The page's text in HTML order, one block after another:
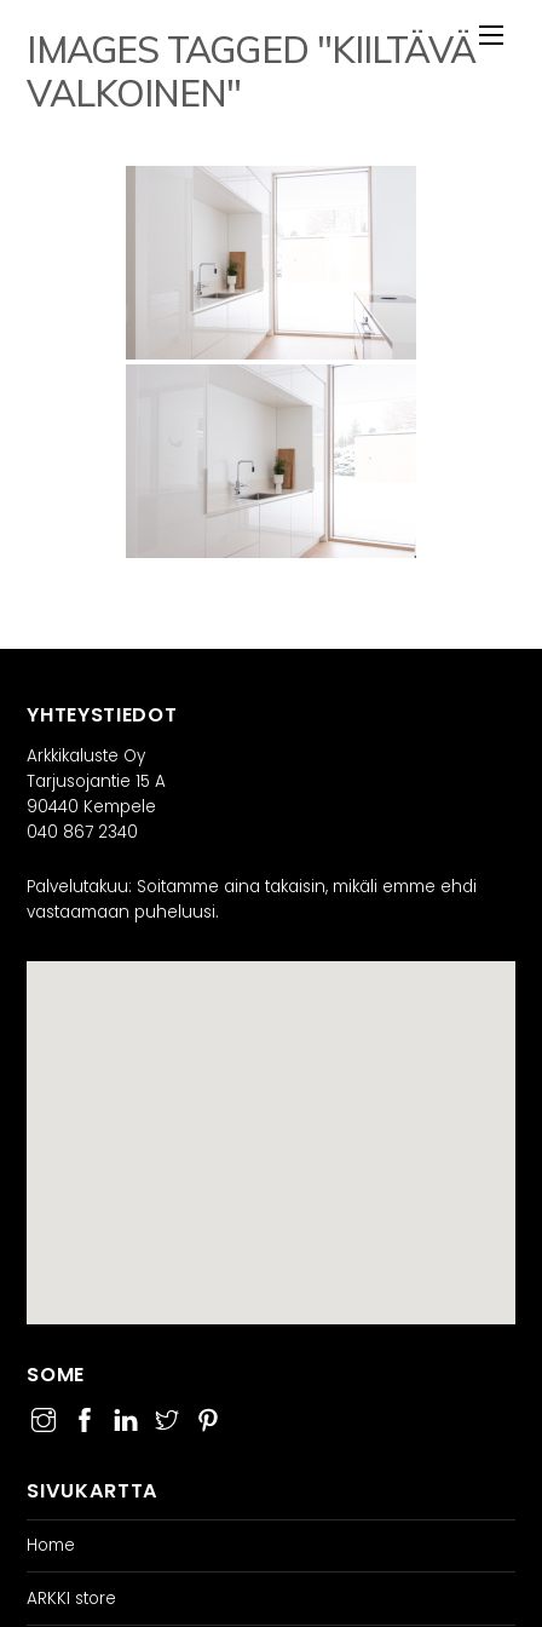
content
IMAGES TAGGED "KIILTÄVÄ
VALKOINEN"
YHTEYSTIEDOT
Arkkikaluste Oy
Tarjusojantie 15 A
90440 Kempele
040 867 2340
Palvelutakuu: Soitamme aina takaisin, mikäli emme ehdi
vastaamaan puheluusi.
SOME
SIVUKARTTA
Home
ARKKI store